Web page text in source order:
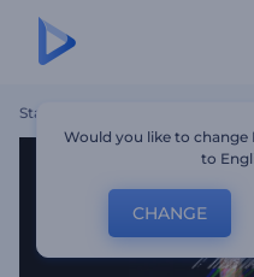
Startseite
Would you like to change
to
CHANGE